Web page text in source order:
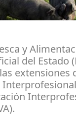
y
del Estado
extensiones